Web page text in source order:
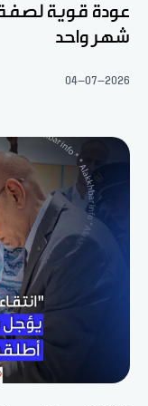
شهر واحد
04-07-2026